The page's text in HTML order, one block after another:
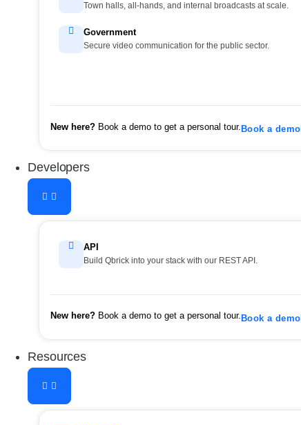
Town halls, all-hands, and internal broadcasts at scale.
Government
Secure video communication for the public sector.
New here? Book a demo to get a personal tour. Book a demo
Developers
API
Build Qbrick into your stack with our REST API.
New here? Book a demo to get a personal tour.Book a demo
Resources